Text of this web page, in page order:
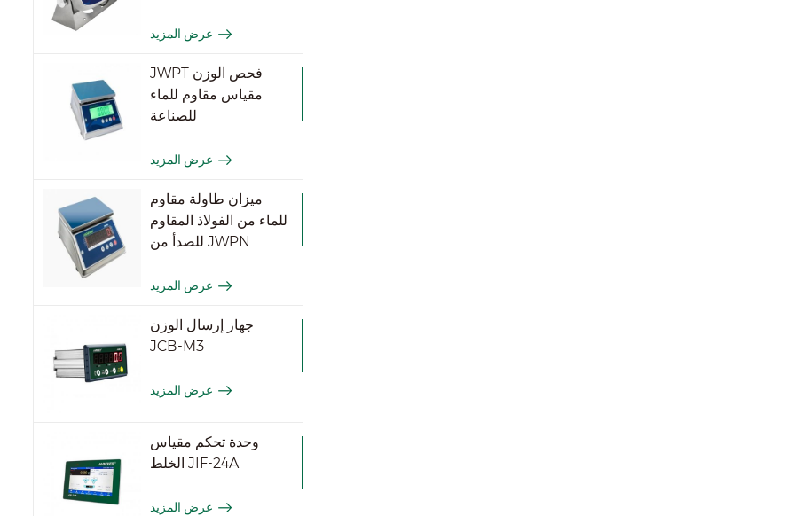
عرض المزيد
JWPT فحص الوزن
مقياس مقاوم للماء
للصناعة
عرض المزيد
ميزان طاولة مقاوم
للماء من الفولاذ المقاوم
للصدأ من JWPN
عرض المزيد
جهاز إرسال الوزن
JCB-M3
عرض المزيد
وحدة تحكم مقياس
الخلط JIF-24A
عرض المزيد